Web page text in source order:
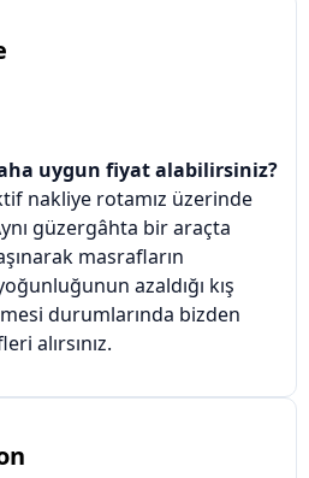
uygun fiyat alabilirsiniz?
nakliye rotamız üzerinde
güzergâhta bir araçta
masrafların
azaldığı kış
durumlarında bizden
alırsınız.